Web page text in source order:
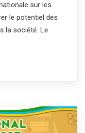
sur les
le potentiel des
la société. Le